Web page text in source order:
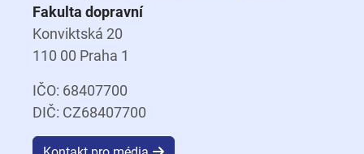
Fakulta dopravní
Konviktská 20
110 00 Praha 1
IČO: 68407700
DIČ: CZ68407700